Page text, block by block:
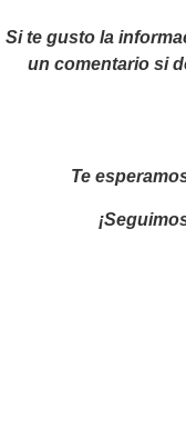
Si te gusto la
un comentario si
Te